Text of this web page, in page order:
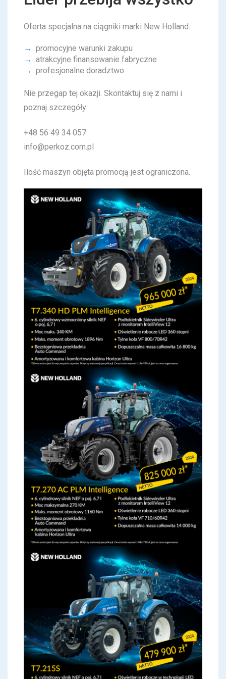
Oferta specjalna na ciągniki marki New Holland.
promocyjne warunki zakupu
atrakcyjne finansowanie fabryczne
profesjonalne doradztwo
Nie przegap tej okazji. Skontaktuj się z nami i
poznaj szczegóły:
+48 56 49 34 057
info@perkoz.com.pl
Ilość maszyn objęta promocją jest ograniczona.